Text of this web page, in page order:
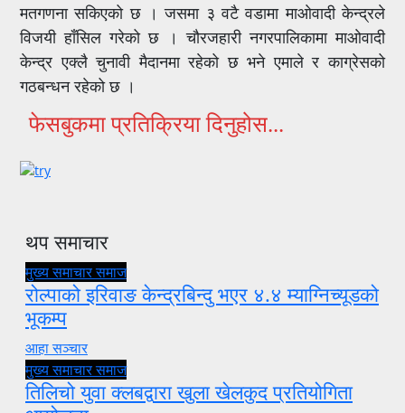
मतगणना सकिएको छ । जसमा ३ वटै वडामा माओवादी केन्द्रले
विजयी हाँसिल गरेको छ । चौरजहारी नगरपालिकामा माओवादी
केन्द्र एक्लै चुनावी मैदानमा रहेको छ भने एमाले र काग्रेसको
गठबन्धन रहेको छ ।
फेसबुकमा प्रतिक्रिया दिनुहोस...
थप समाचार
मुख्य समाचारसमाज
रोल्पाको इरिवाङ केन्द्रबिन्दु भएर ४.४ म्याग्निच्यूडको
भूकम्प
आहा सञ्चार
मुख्य समाचारसमाज
तिलिचो युवा क्लबद्वारा खुला खेलकुद प्रतियोगिता